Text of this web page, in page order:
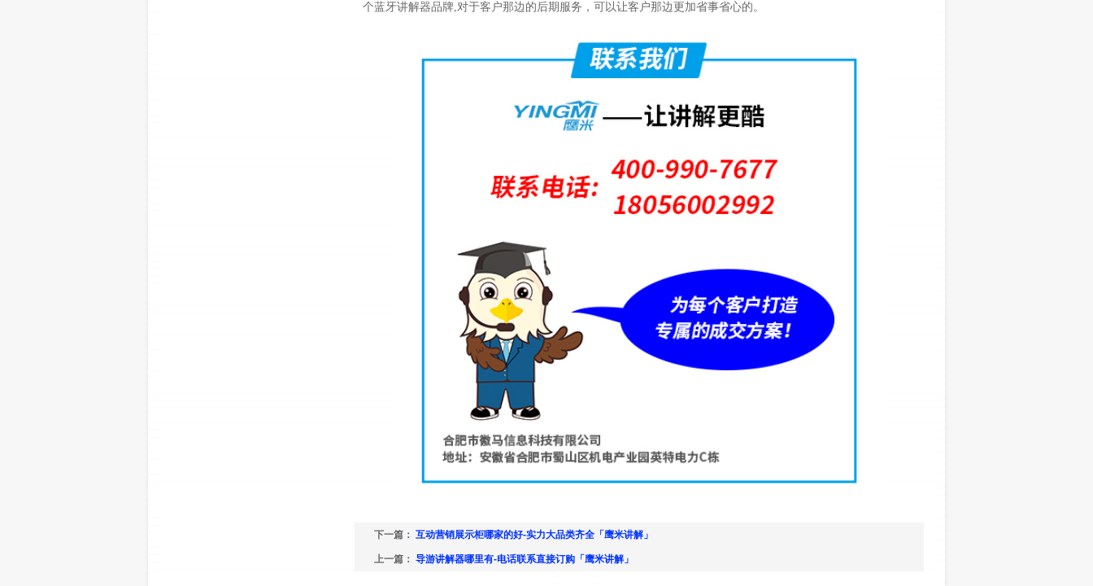
个蓝牙讲解器品牌,对于客户那边的后期服务，可以让客户那边更加省事省心的。
下一篇： 互动营销展示柜哪家的好-实力大品类齐全「鹰米讲解」
上一篇： 导游讲解器哪里有-电话联系直接订购「鹰米讲解」